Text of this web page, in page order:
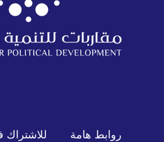
روابط هامة
للاشتراك في